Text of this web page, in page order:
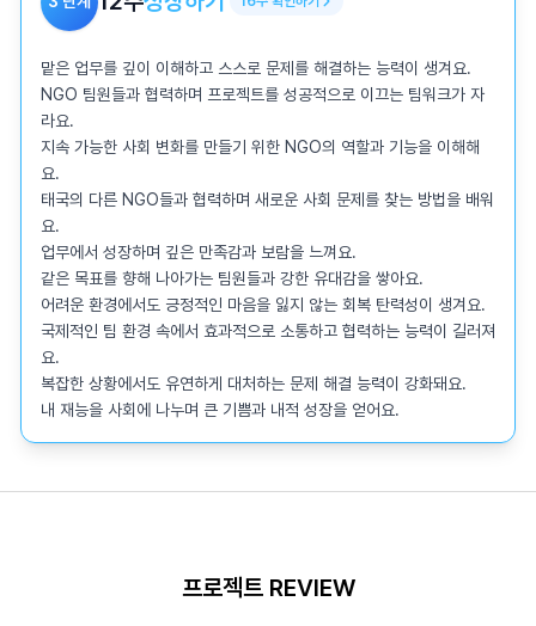
맡은 업무를 깊이 이해하고 스스로 문제를 해결하는 능력이 생겨요.
NGO 팀원들과 협력하며 프로젝트를 성공적으로 이끄는 팀워크가 자
라요.
지속 가능한 사회 변화를 만들기 위한 NGO의 역할과 기능을 이해해
요.
태국의 다른 NGO들과 협력하며 새로운 사회 문제를 찾는 방법을 배워
요.
업무에서 성장하며 깊은 만족감과 보람을 느껴요.
같은 목표를 향해 나아가는 팀원들과 강한 유대감을 쌓아요.
어려운 환경에서도 긍정적인 마음을 잃지 않는 회복 탄력성이 생겨요.
국제적인 팀 환경 속에서 효과적으로 소통하고 협력하는 능력이 길러져
요.
복잡한 상황에서도 유연하게 대처하는 문제 해결 능력이 강화돼요.
내 재능을 사회에 나누며 큰 기쁨과 내적 성장을 얻어요.
프로젝트 REVIEW